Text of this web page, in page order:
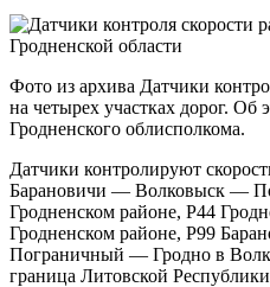
Фото из архива Датчики
на четырех участках дорог.
Гродненского облисполкома.
Датчики контролируют
Барановичи — Волковыск —
Гродненском районе, Р44
Гродненском районе, Р99
Пограничный — Гродно в
граница Литовской